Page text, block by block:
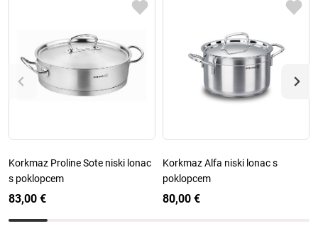
Korkmaz Proline Sote niski lonac
s poklopcem
83,00 €
Korkmaz Alfa niski lonac s
poklopcem
80,00 €